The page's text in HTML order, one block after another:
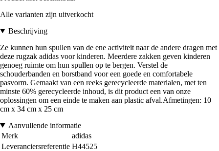
Alle varianten zijn uitverkocht
Beschrijving
Ze kunnen hun spullen van de ene activiteit naar de andere dragen met
deze rugzak adidas voor kinderen. Meerdere zakken geven kinderen
genoeg ruimte om hun spullen op te bergen. Verstel de
schouderbanden en borstband voor een goede en comfortabele
pasvorm. Gemaakt van een reeks gerecycleerde materialen, met ten
minste 60% gerecycleerde inhoud, is dit product een van onze
oplossingen om een einde te maken aan plastic afval.Afmetingen: 10
cm x 34 cm x 25 cm
Aanvullende informatie
Merk
adidas
Leveranciersreferentie H44525